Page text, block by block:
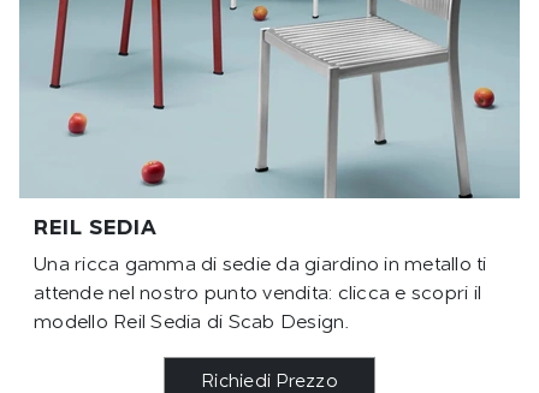
REIL SEDIA
Una ricca gamma di sedie da giardino in metallo ti
attende nel nostro punto vendita: clicca e scopri il
modello Reil Sedia di Scab Design.
Richiedi Prezzo